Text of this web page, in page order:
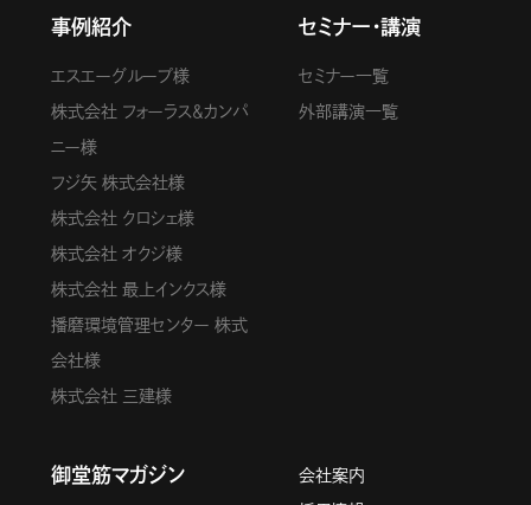
事例紹介
エスエーグループ様
株式会社 フォーラス＆カンパ
ニー様
フジ矢 株式会社様
株式会社 クロシェ様
株式会社 オクジ様
株式会社 最上インクス様
播磨環境管理センター 株式
会社様
株式会社 三建様
セミナー・講演
セミナー一覧
外部講演一覧
御堂筋マガジン 会社案内